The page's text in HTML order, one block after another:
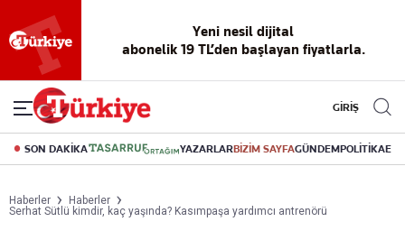
Yeni nesil dijital
abonelik 19 TL’den başlayan fiyatlarla.
GİRİŞ
SON DAKİKA YAZARLARBİZİM SAYFAGÜNDEMPOLİTİKA
Haberler
Haberler
Serhat Sütlü kimdir, kaç yaşında? Kasımpaşa yardımcı antrenörü